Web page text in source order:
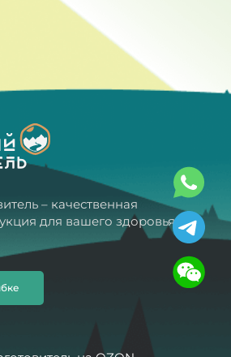
– качественная
для вашего здоровья и